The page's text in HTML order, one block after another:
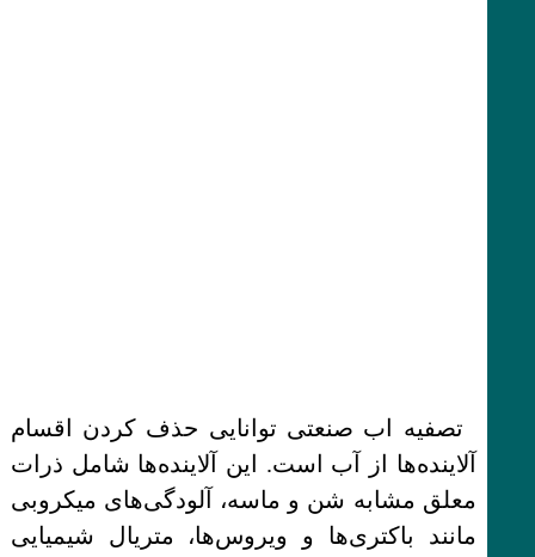
تصفیه اب صنعتی توانایی حذف کردن اقسام
آلاینده‌ها از آب است. این آلاینده‌ها شامل ذرات
معلق مشابه شن و ماسه، آلودگی‌های میکروبی
مانند باکتری‌ها و ویروس‌ها، متریال شیمیایی